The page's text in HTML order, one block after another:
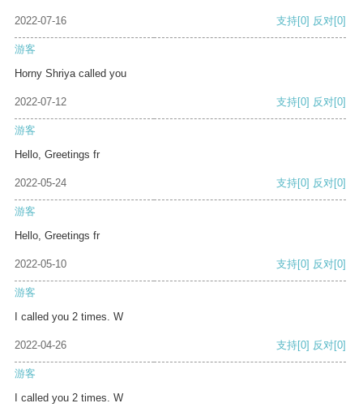
2022-07-16 支持[0] 反对[0]
游客
Horny Shriya called you
2022-07-12 支持[0] 反对[0]
游客
Hello, Greetings fr
2022-05-24 支持[0] 反对[0]
游客
Hello, Greetings fr
2022-05-10 支持[0] 反对[0]
游客
I called you 2 times. W
2022-04-26 支持[0] 反对[0]
游客
I called you 2 times. W